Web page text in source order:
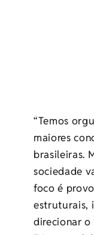
“Temos
maiores
brasileiras.
sociedade
foco é
estruturais,
direcionar o